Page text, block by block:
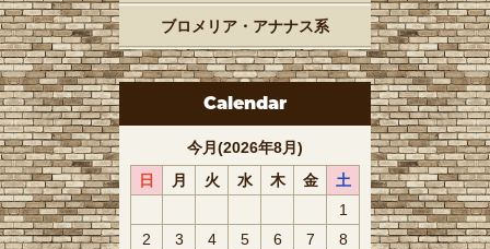
ブロメリア・アナナス系
Calendar
今月(2026年8月)
日
月 火 水 木 金
土
1
2
3 4 5 6 7
8